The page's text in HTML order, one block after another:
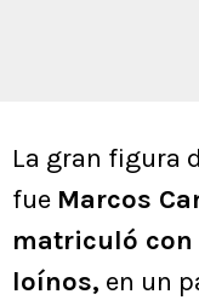
La gran figura
fue Marcos
matriculó
loínos, en un